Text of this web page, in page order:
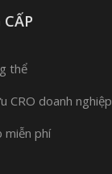
thể
CRO doanh nghiệp
miễn phí